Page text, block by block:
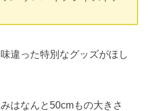
違った特別なグッズがほし
はなんと50cmもの大きさ